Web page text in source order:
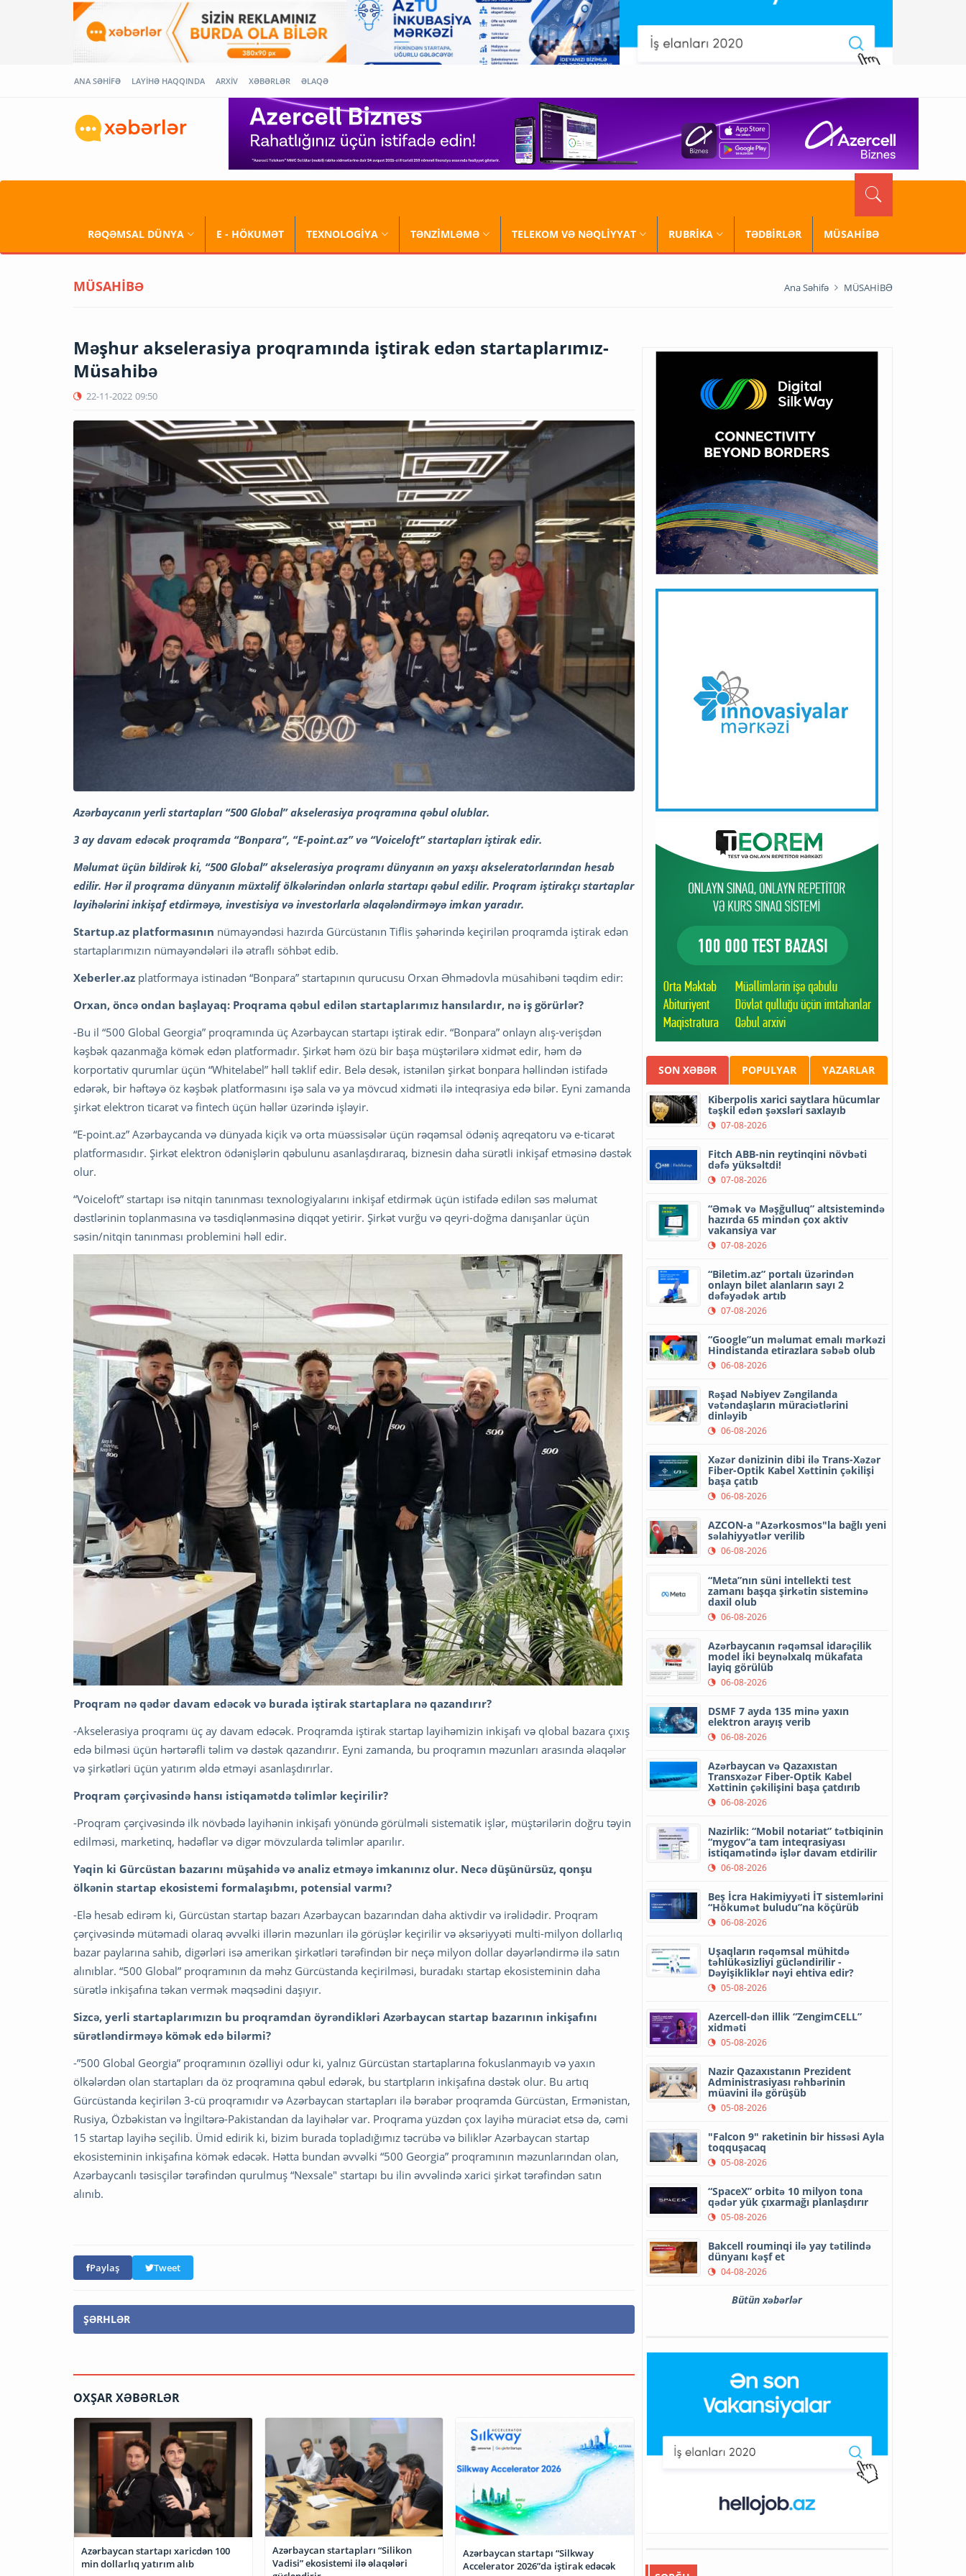
ANA SƏHİFƏ LAYİHƏ HAQQINDA ARXİV XƏBƏRLƏR ƏLAQƏ
RƏQƏMSAL DÜNYA E - HÖKUMƏT TEXNOLOGİYA TƏNZİMLƏMƏ TELEKOM VƏ NƏQLİYYAT RUBRİKA TƏDBİRLƏR MÜSAHİBƏ
MÜSAHİBƏ Ana Səhifə MÜSAHİBƏ
Məşhur akselerasiya proqramında iştirak edən startaplarımız-
Müsahibə
22-11-2022 09:50
Azərbaycanın yerli startapları “500 Global” akselerasiya proqramına qəbul olublar.
3 ay davam edəcək proqramda “Bonpara”, “E-point.az” və “Voiceloft” startapları iştirak edir.
Məlumat üçün bildirək ki, “500 Global” akselerasiya proqramı dünyanın ən yaxşı akseleratorlarından hesab
edilir. Hər il proqrama dünyanın müxtəlif ölkələrindən onlarla startapı qəbul edilir. Proqram iştirakçı startaplar
layihələrini inkişaf etdirməyə, investisiya və investorlarla əlaqələndirməyə imkan yaradır.
Startup.az platformasının nümayəndəsi hazırda Gürcüstanın Tiflis şəhərində keçirilən proqramda iştirak edən
startaplarımızın nümayəndələri ilə ətraflı söhbət edib.
Xeberler.az platformaya istinadən “Bonpara” startapının qurucusu Orxan Əhmədovla müsahibəni təqdim edir:
Orxan, öncə ondan başlayaq: Proqrama qəbul edilən startaplarımız hansılardır, nə iş görürlər?
-Bu il “500 Global Georgia” proqramında üç Azərbaycan startapı iştirak edir. “Bonpara” onlayn alış-verişdən
kəşbək qazanmağa kömək edən platformadır. Şirkət həm özü bir başa müştərilərə xidmət edir, həm də
korportativ qurumlar üçün “Whitelabel” həll təklif edir. Belə desək, istənilən şirkət bonpara həllindən istifadə
edərək, bir həftəyə öz kəşbək platformasını işə sala və ya mövcud xidməti ilə inteqrasiya edə bilər. Eyni zamanda
şirkət elektron ticarət və fintech üçün həllər üzərində işləyir.
“E-point.az” Azərbaycanda və dünyada kiçik və orta müəssisələr üçün rəqəmsal ödəniş aqreqatoru və e-ticarət
platformasıdır. Şirkət elektron ödənişlərin qəbulunu asanlaşdıraraq, biznesin daha sürətli inkişaf etməsinə dəstək
olur.
“Voiceloft” startapı isə nitqin tanınması texnologiyalarını inkişaf etdirmək üçün istifadə edilən səs məlumat
dəstlərinin toplanmasına və təsdiqlənməsinə diqqət yetirir. Şirkət vurğu və qeyri-doğma danışanlar üçün
səsin/nitqin tanınması problemini həll edir.
Proqram nə qədər davam edəcək və burada iştirak startaplara nə qazandırır?
-Akselerasiya proqramı üç ay davam edəcək. Proqramda iştirak startap layihəmizin inkişafı və qlobal bazara çıxış
edə bilməsi üçün hərtərəfli təlim və dəstək qazandırır. Eyni zamanda, bu proqramın məzunları arasında əlaqələr
və şirkətləri üçün yatırım əldə etməyi asanlaşdırırlar.
Proqram çərçivəsində hansı istiqamətdə təlimlər keçirilir?
-Proqram çərçivəsində ilk növbədə layihənin inkişafı yönündə görülməli sistematik işlər, müştərilərin doğru təyin
edilməsi, marketinq, hədəflər və digər mövzularda təlimlər aparılır.
Yəqin ki Gürcüstan bazarını müşahidə və analiz etməyə imkanınız olur. Necə düşünürsüz, qonşu
ölkənin startap ekosistemi formalaşıbmı, potensial varmı?
-Elə hesab edirəm ki, Gürcüstan startap bazarı Azərbaycan bazarından daha aktivdir və irəlidədir. Proqram
çərçivəsində mütəmadi olaraq əvvəlki illərin məzunları ilə görüşlər keçirilir və əksəriyyəti multi-milyon dollarlıq
bazar paylarına sahib, digərləri isə amerikan şirkətləri tərəfindən bir neçə milyon dollar dəyərləndirmə ilə satın
alınıblar. “500 Global” proqramının da məhz Gürcüstanda keçirilməsi, buradakı startap ekosisteminin daha
sürətlə inkişafına təkan vermək məqsədini daşıyır.
Sizcə, yerli startaplarımızın bu proqramdan öyrəndikləri Azərbaycan startap bazarının inkişafını
sürətləndirməyə kömək edə bilərmi?
-”500 Global Georgia” proqramının özəlliyi odur ki, yalnız Gürcüstan startaplarına fokuslanmayıb və yaxın
ölkələrdən olan startapları da öz proqramına qəbul edərək, bu startpların inkişafına dəstək olur. Bu artıq
Gürcüstanda keçirilən 3-cü proqramıdır və Azərbaycan startapları ilə bərabər proqramda Gürcüstan, Ermənistan,
Rusiya, Özbəkistan və İngiltərə-Pakistandan da layihələr var. Proqrama yüzdən çox layihə müraciət etsə də, cəmi
15 startap layihə seçilib. Ümid edirik ki, bizim burada topladığımız təcrübə və biliklər Azərbaycan startap
ekosisteminin inkişafına kömək edəcək. Hətta bundan əvvəlki “500 Georgia” proqramının məzunlarından olan,
Azərbaycanlı təsisçilər tərəfindən qurulmuş “Nexsale" startapı bu ilin əvvəlində xarici şirkət tərəfindən satın
alınıb.
Paylaş Tweet
ŞƏRHLƏR
OXŞAR XƏBƏRLƏR
Azərbaycan startapı xaricdən 100
min dollarlıq yatırım alıb
Azərbaycan startapları “Silikon
Vadisi” ekosistemi ilə əlaqələri
Azərbaycan startapı “Silkway
Accelerator 2026”da iştirak edəcək
SON XƏBƏR POPULYAR YAZARLAR
Kiberpolis xarici saytlara hücumlar
təşkil edən şəxsləri saxlayıb
07-08-2026
Fitch ABB-nin reytinqini növbəti
dəfə yüksəltdi!
07-08-2026
“Əmək və Məşğulluq” altsistemində
hazırda 65 mindən çox aktiv
vakansiya var
07-08-2026
“Biletim.az” portalı üzərindən
onlayn bilet alanların sayı 2
dəfəyədək artıb
07-08-2026
“Google”un məlumat emalı mərkəzi
Hindistanda etirazlara səbəb olub
06-08-2026
Rəşad Nəbiyev Zəngilanda
vətəndaşların müraciətlərini
dinləyib
06-08-2026
Xəzər dənizinin dibi ilə Trans-Xəzər
Fiber-Optik Kabel Xəttinin çəkilişi
başa çatıb
06-08-2026
AZCON-a "Azərkosmos"la bağlı yeni
səlahiyyətlər verilib
06-08-2026
“Meta”nın süni intellekti test
zamanı başqa şirkətin sisteminə
daxil olub
06-08-2026
Azərbaycanın rəqəmsal idarəçilik
model iki beynəlxalq mükafata
layiq görülüb
06-08-2026
DSMF 7 ayda 135 minə yaxın
elektron arayış verib
06-08-2026
Azərbaycan və Qazaxıstan
Transxəzər Fiber-Optik Kabel
Xəttinin çəkilişini başa çatdırıb
06-08-2026
Nazirlik: “Mobil notariat” tətbiqinin
“mygov”a tam inteqrasiyası
istiqamətində işlər davam etdirilir
06-08-2026
Beş İcra Hakimiyyəti İT sistemlərini
“Hökumət buludu”na köçürüb
06-08-2026
Uşaqların rəqəmsal mühitdə
təhlükəsizliyi gücləndirilir -
Dəyişikliklər nəyi ehtiva edir?
05-08-2026
Azercell-dən illik “ZengimCELL”
xidməti
05-08-2026
Nazir Qazaxıstanın Prezident
Administrasiyası rəhbərinin
müavini ilə görüşüb
05-08-2026
"Falcon 9" raketinin bir hissəsi Ayla
toqquşacaq
05-08-2026
“SpaceX” orbitə 10 milyon tona
qədər yük çıxarmağı planlaşdırır
05-08-2026
Bakcell rouminqi ilə yay tətilində
dünyanı kəşf et
04-08-2026
Bütün xəbərlər